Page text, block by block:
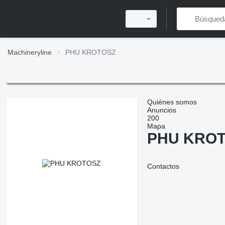
Machineryline PHU KROTOSZ
Quiénes somos
Anuncios
200
Mapa
PHU
Contactos